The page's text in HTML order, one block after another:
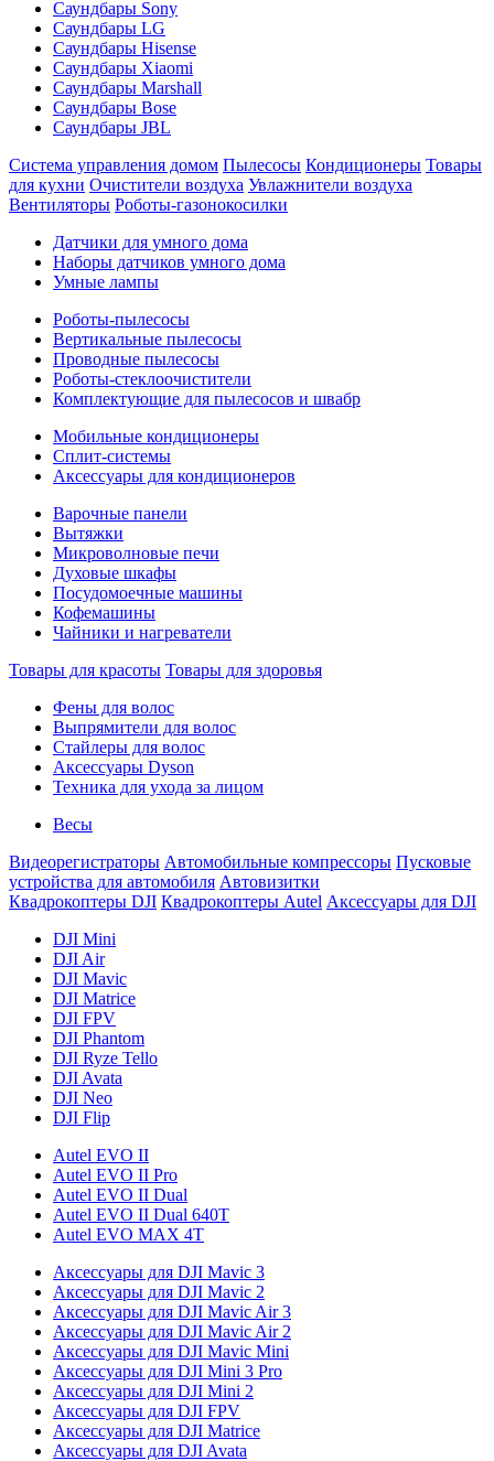
Саундбары Sony
Саундбары LG
Саундбары Hisense
Саундбары Xiaomi
Саундбары Marshall
Саундбары Bose
Саундбары JBL
Система управления домом Пылесосы Кондиционеры Товары
для кухни Очистители воздуха Увлажнители воздуха
Вентиляторы Роботы-газонокосилки
Датчики для умного дома
Наборы датчиков умного дома
Умные лампы
Роботы-пылесосы
Вертикальные пылесосы
Проводные пылесосы
Роботы-стеклоочистители
Комплектующие для пылесосов и швабр
Мобильные кондиционеры
Сплит-системы
Аксессуары для кондиционеров
Варочные панели
Вытяжки
Микроволновые печи
Духовые шкафы
Посудомоечные машины
Кофемашины
Чайники и нагреватели
Товары для красоты Товары для здоровья
Фены для волос
Выпрямители для волос
Стайлеры для волос
Аксессуары Dyson
Техника для ухода за лицом
Весы
Видеорегистраторы Автомобильные компрессоры Пусковые
устройства для автомобиля Автовизитки
Квадрокоптеры DJI Квадрокоптеры Autel Аксессуары для DJI
DJI Mini
DJI Air
DJI Mavic
DJI Matrice
DJI FPV
DJI Phantom
DJI Ryze Tello
DJI Avata
DJI Neo
DJI Flip
Autel EVO II
Autel EVO II Pro
Autel EVO II Dual
Autel EVO II Dual 640T
Autel EVO MAX 4T
Аксессуары для DJI Mavic 3
Аксессуары для DJI Mavic 2
Аксессуары для DJI Mavic Air 3
Аксессуары для DJI Mavic Air 2
Аксессуары для DJI Mavic Mini
Аксессуары для DJI Mini 3 Pro
Аксессуары для DJI Mini 2
Аксессуары для DJI FPV
Аксессуары для DJI Matrice
Аксессуары для DJI Avata